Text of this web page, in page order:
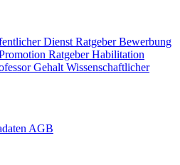
Dienst Ratgeber Bewerbung
Ratgeber Habilitation
Gehalt Wissenschaftlicher
AGB